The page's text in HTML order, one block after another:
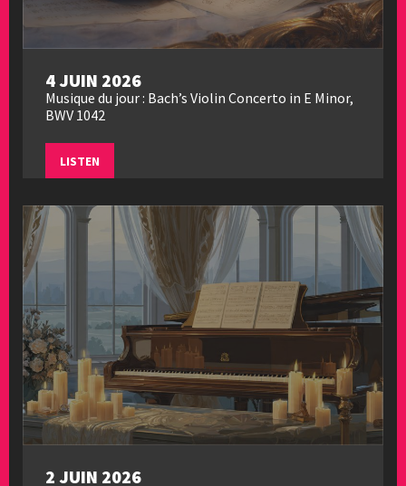
4 JUIN 2026
Musique du jour : Bach’s Violin Concerto in E Minor,
BWV 1042
LISTEN
2 JUIN 2026